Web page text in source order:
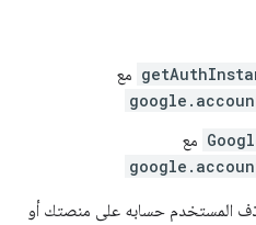
مع
مع
المستخدم حسابه على منصتك أو